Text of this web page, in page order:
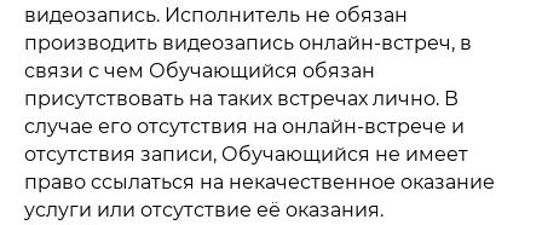
видеозапись. Исполнитель не обязан
производить видеозапись онлайн-встреч, в
связи с чем Обучающийся обязан
присутствовать на таких встречах лично. В
случае его отсутствия на онлайн-встрече и
отсутствия записи, Обучающийся не имеет
право ссылаться на некачественное оказание
услуги или отсутствие её оказания.